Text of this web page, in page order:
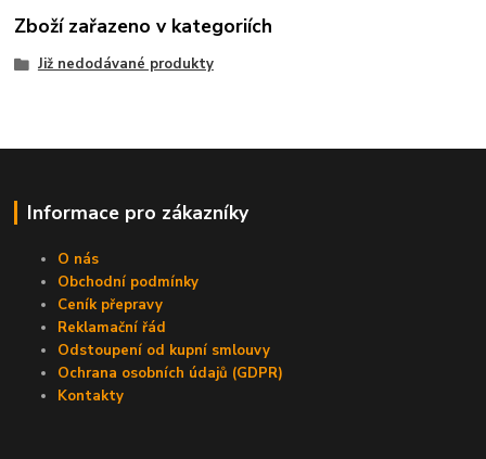
Zboží zařazeno v kategoriích
Již nedodávané produkty
Informace pro zákazníky
O nás
Obchodní podmínky
Ceník přepravy
Reklamační řád
Odstoupení od kupní smlouvy
Ochrana osobních údajů (GDPR)
Kontakty